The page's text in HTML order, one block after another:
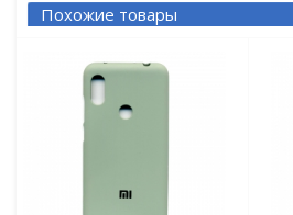
Похожие товары